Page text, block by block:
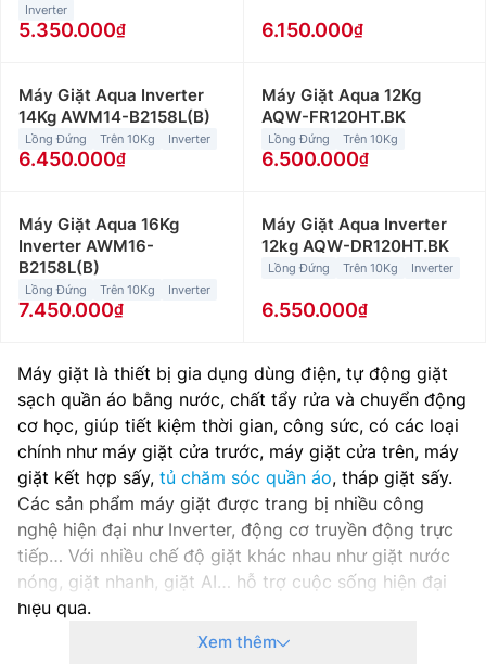
Inverter
5.350.000 6.150.000
Máy Giặt Aqua Inverter
14Kg AWM14-B2158L(B)
Lồng Đứng Trên 10Kg Inverter
6.450.000
Máy Giặt Aqua 12Kg
AQW-FR120HT.BK
Lồng Đứng Trên 10Kg
6.500.000
Máy Giặt Aqua 16Kg
Inverter AWM16-
B2158L(B)
Lồng Đứng Trên 10Kg Inverter
7.450.000
Máy Giặt Aqua Inverter
12kg AQW-DR120HT.BK
Lồng Đứng Trên 10Kg Inverter
6.550.000
Máy giặt là thiết bị gia dụng dùng điện, tự động giặt
sạch quần áo bằng nước, chất tẩy rửa và chuyển động
cơ học, giúp tiết kiệm thời gian, công sức, có các loại
chính như máy giặt cửa trước, máy giặt cửa trên, máy
giặt kết hợp sấy, tủ chăm sóc quần áo, tháp giặt sấy.
Các sản phẩm máy giặt được trang bị nhiều công
nghệ hiện đại như Inverter, động cơ truyền động trực
tiếp… Với nhiều chế độ giặt khác nhau như giặt nước
nóng, giặt nhanh, giặt AI… hỗ trợ cuộc sống hiện đại
hiệu quả.
Những loại máy giặt phổ biến hiện nay
Xem thêm